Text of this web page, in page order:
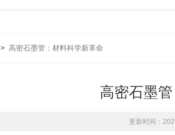
>高密石墨管：材料科学新革命
高密石墨
更新时间：